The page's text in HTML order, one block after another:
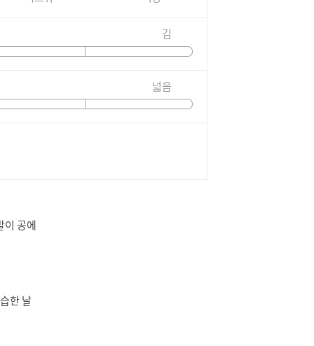
김
넓음
이 공에
한 날